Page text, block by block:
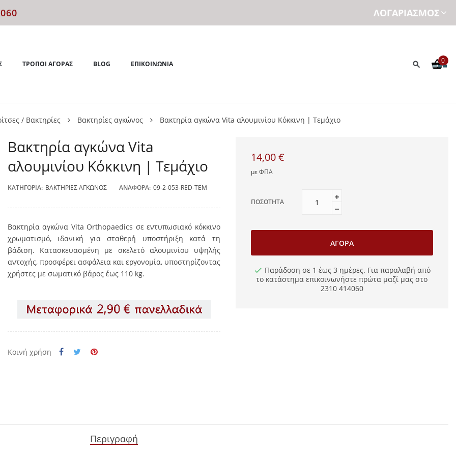
ΛΟΓΑΡΙΑΣΜΌΣ
ΤΡΌΠΟΙ ΑΓΟΡΆΣ BLOG ΕΠΙΚΟΙΝΩΝΊΑ 0
/ Βακτηρίες Βακτηρίες αγκώνος Βακτηρία αγκώνα Vita αλουμινίου Κόκκινη | Τεμάχιο
Βακτηρία αγκώνα Vita
αλουμινίου Κόκκινη | Τεμάχιο
ΚΑΤΗΓΟΡΊΑ: ΒΑΚΤΗΡΊΕΣ ΑΓΚΏΝΟΣ ΑΝΑΦΟΡΆ: 09-2-053-RED-TEM
Βακτηρία αγκώνα Vita Orthopaedics σε εντυπωσιακό κόκκινο
χρωματισμό, ιδανική για σταθερή υποστήριξη κατά τη
βάδιση. Κατασκευασμένη με σκελετό αλουμινίου υψηλής
αντοχής, προσφέρει ασφάλεια και εργονομία, υποστηρίζοντας
χρήστες με σωματικό βάρος έως 110 kg.
Κοινή χρήση
14,00 €
με ΦΠΑ
ΠΟΣΌΤΗΤΑ
ΑΓΟΡΆ
Παράδοση σε 1 έως 3 ημέρες. Για παραλαβή από
το κατάστημα επικοινωνήστε πρώτα μαζί μας στο
2310 414060
Περιγραφή